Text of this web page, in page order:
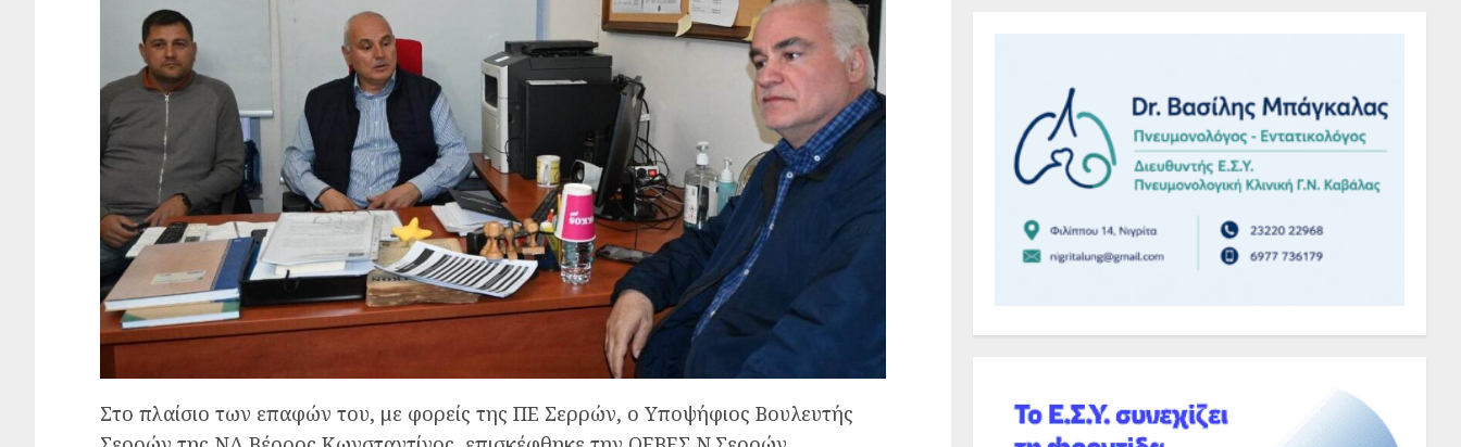
Στο πλαίσιο των επαφών του, με φορείς της ΠΕ Σερρών, ο Υποψήφιος Βουλευτής